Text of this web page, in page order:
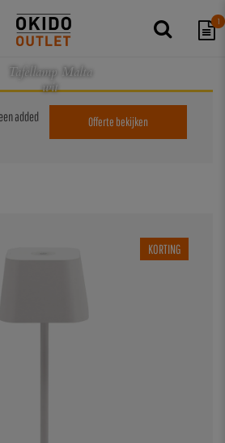
1
Tafellamp Malta
wit
Offerte bekijken
added
KORTING